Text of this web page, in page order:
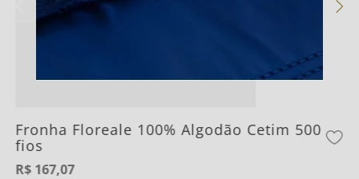
Fronha Floreale 100% Algodão Cetim 500
fios
R$ 167,07